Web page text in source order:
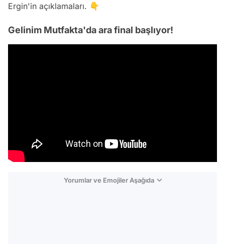
Ergin'in açıklamaları. 👇
Gelinim Mutfakta'da ara final başlıyor!
Yorumlar ve Emojiler Aşağıda